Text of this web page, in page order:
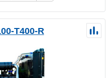
Т400-R